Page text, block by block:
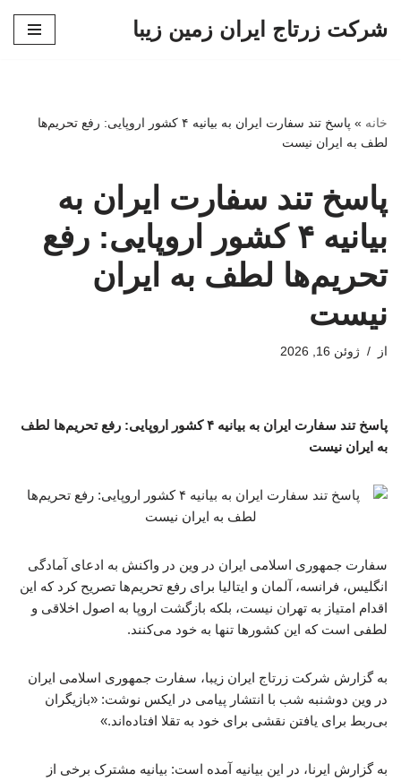
شرکت زرتاج ایران زمین زیبا
خانه »
پاسخ تند سفارت ایران به بیانیه ۴ کشور اروپایی: رفع تحریم‌ها
لطف به ایران نیست
پاسخ تند سفارت ایران به
بیانیه ۴ کشور اروپایی: رفع
تحریم‌ها لطف به ایران
نیست
از ژوئن 16, 2026
پاسخ تند سفارت ایران به بیانیه ۴ کشور اروپایی: رفع تحریم‌ها لطف
به ایران نیست
سفارت جمهوری اسلامی ایران در وین در واکنش به ادعای آمادگی
انگلیس، فرانسه، آلمان و ایتالیا برای رفع تحریم‌ها تصریح کرد که این
اقدام امتیاز به تهران نیست، بلکه بازگشت اروپا به اصول اخلاقی و
لطفی است که این کشورها تنها به خود می‌کنند.
به گزارش شرکت زرتاج ایران زیبا، سفارت جمهوری اسلامی ایران
در وین دوشنبه شب با انتشار پیامی در ایکس نوشت: «بازیگران
بی‌ربط برای یافتن نقشی برای خود به تقلا افتاده‌اند.»
به گزارش ایرنا، در این بیانیه آمده است: بیانیه مشترک برخی از